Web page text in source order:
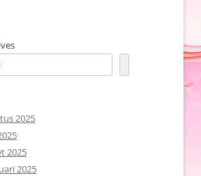
2025
2025
2025